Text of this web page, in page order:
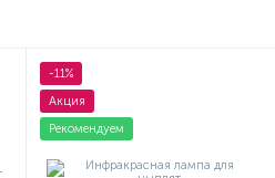
-11%
Акция
Рекомендуем